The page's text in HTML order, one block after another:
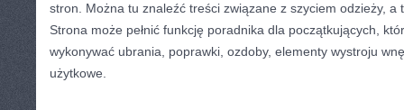
stron. Można tu znaleźć treści związane z szyciem odzieży, a
Strona może pełnić funkcję poradnika dla początkujących,
wykonywać ubrania, poprawki, ozdoby, elementy wystroju
użytkowe.